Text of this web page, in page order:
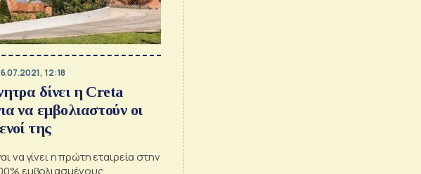
12:18
δίνει η Creta
να εμβολιαστούν οι
της
να γίνει η πρώτη εταιρεία στην
εμβολιασμένους